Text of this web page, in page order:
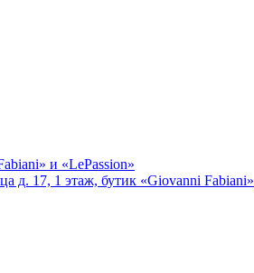
и «LePassion»
д. 17, 1 этаж, бутик «Giovanni Fabiani»